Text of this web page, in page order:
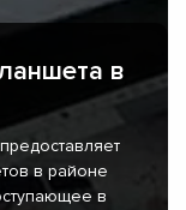
в
в районе
в